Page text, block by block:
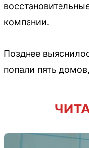
компании.
Позднее
попали пять